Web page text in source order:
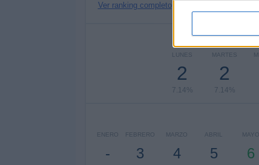
Ver ranking completo
Nº
LUNES
2
7.14%
MARTES
2
7.14%
ENERO
-
FEBRERO
3
MARZO
4
ABRIL
5
MAYO
6